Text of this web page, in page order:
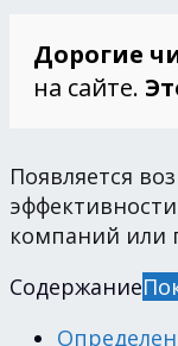
Дорогие
на сайте.
Появляется
компаний или
Содержание